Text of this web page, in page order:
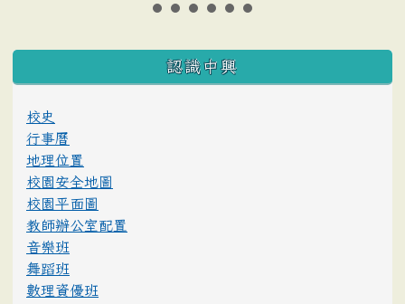
:::
認識中興
校史
行事曆
地理位置
校園安全地圖
校園平面圖
教師辦公室配置
音樂班
舞蹈班
數理資優班